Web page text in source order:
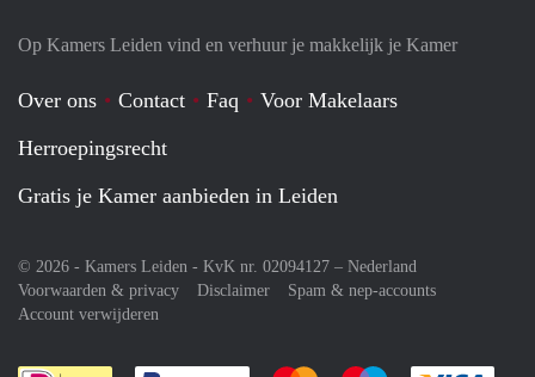
Op Kamers Leiden vind en verhuur je makkelijk je Kamer
Over ons Contact Faq
Voor Makelaars
Herroepingsrecht
Gratis je Kamer aanbieden in Leiden
© 2026 - Kamers Leiden - KvK nr. 02094127 – Nederland
Voorwaarden & privacy
Disclaimer
Spam & nep-accounts
Account verwijderen